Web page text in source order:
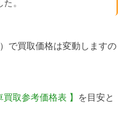
。
で買取価格は変動しますの
買取参考価格表 】 を目安と